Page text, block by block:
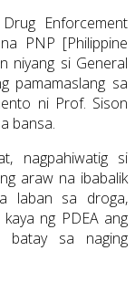
Enforcement
PNP [Philippine
niyang si General
pamamaslang sa
ni Prof. Sison
bansa.
nagpahiwatig si
araw na ibabalik
laban sa droga,
ng PDEA ang
batay sa naging